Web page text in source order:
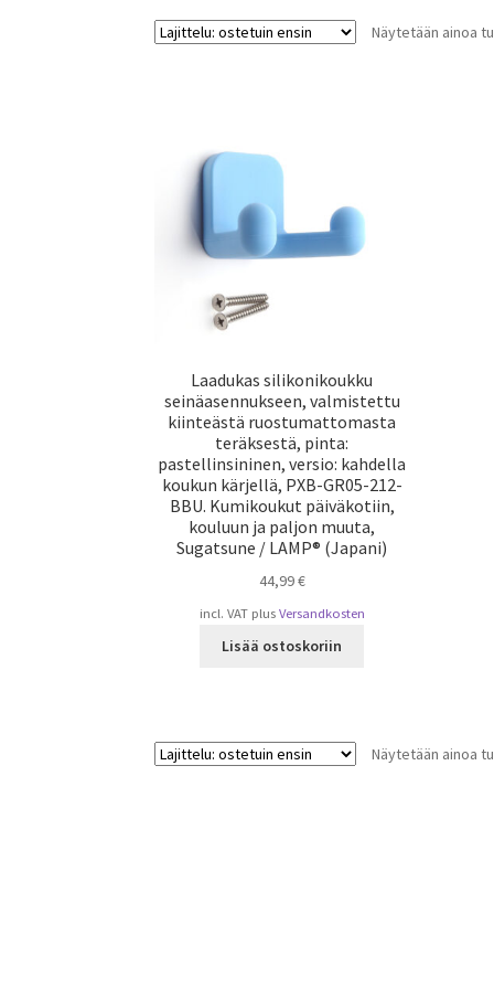
Näytetään ainoa
Laadukas silikonikoukku
seinäasennukseen, valmistettu
kiinteästä ruostumattomasta
teräksestä, pinta:
pastellinsininen, versio: kahdella
koukun kärjellä, PXB-GR05-212-
BBU. Kumikoukut päiväkotiin,
kouluun ja paljon muuta,
Sugatsune / LAMP® (Japani)
44,99€
incl. VAT plus Versandkosten
Lisää ostoskoriin
Näytetään ainoa